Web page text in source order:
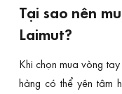
Tại sao nên
Laimut?
Khi chọn mua vòng
hàng có thể yên tâm